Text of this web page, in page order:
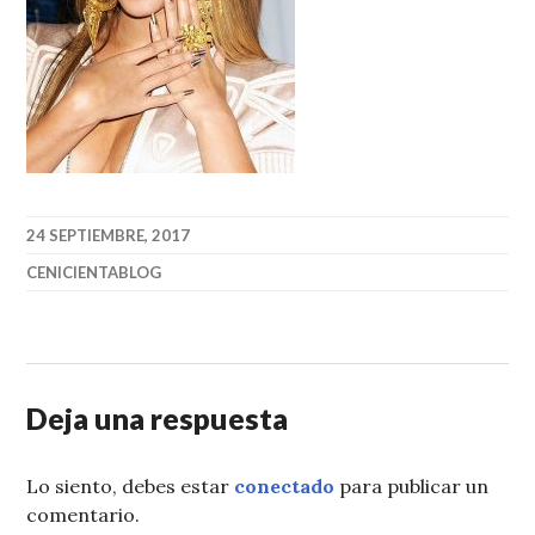
24 SEPTIEMBRE, 2017
CENICIENTABLOG
Deja una respuesta
Lo siento, debes estar conectado para publicar un
comentario.